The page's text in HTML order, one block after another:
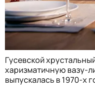
Гусевской
харизматичную вазу-
выпускалась в 1970-х